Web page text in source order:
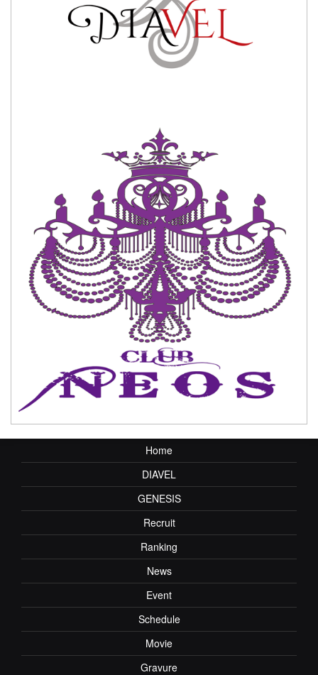
Home
DIAVEL
GENESIS
Recruit
Ranking
News
Event
Schedule
Movie
Gravure